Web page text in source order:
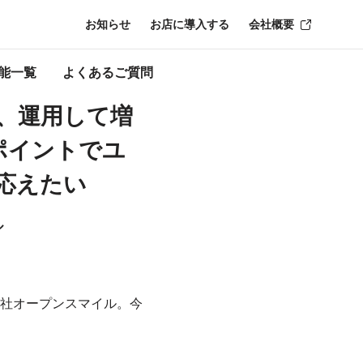
一覧 よくあるご質問
お知らせ お店に導入する 会社概要
運用して増
ントでユ
えたい
オープンスマイル。今